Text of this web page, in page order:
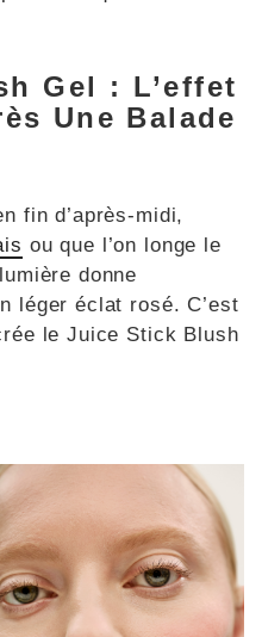
Gel : L’effet
Une Balade
fin d’après-midi,
ou que l’on longe le
donne
léger éclat rosé. C’est
le Juice Stick Blush